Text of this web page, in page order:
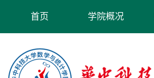
首页 学院概况